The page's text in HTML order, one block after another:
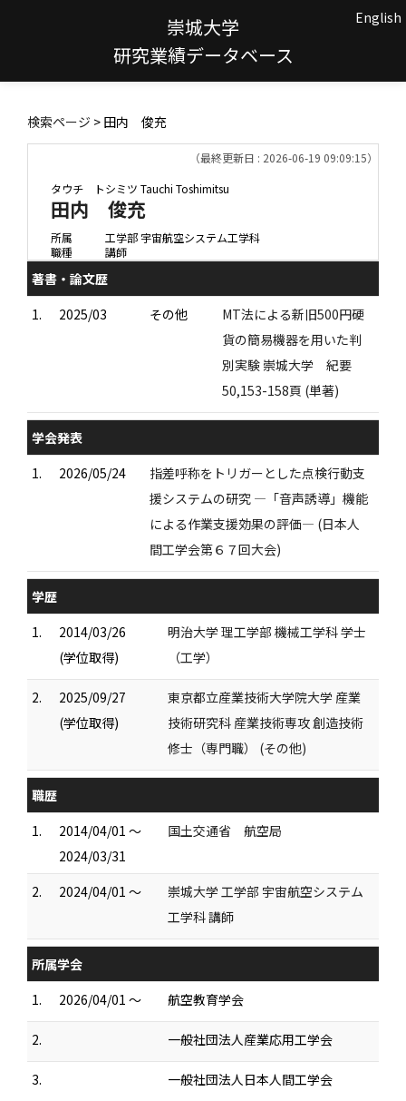
崇城大学
研究業績データベース
English
検索ページ > 田内 俊充
（最終更新日 : 2026-06-19 09:09:15）
タウチ トシミツ Tauchi Toshimitsu
田内 俊充
所属
工学部 宇宙航空システム工学科
職種
講師
著書・論文歴
1.
2025/03 その他
MT法による新旧500円硬
貨の簡易機器を用いた判
別実験 崇城大学 紀要
50,153-158頁 (単著)
学会発表
1.
2026/05/24
指差呼称をトリガーとした点検行動支
援システムの研究 —「音声誘導」機能
による作業支援効果の評価— (日本人
間工学会第６７回大会)
学歴
1.
2014/03/26
(学位取得)
明治大学 理工学部 機械工学科 学士
（工学）
2.
2025/09/27
(学位取得)
東京都立産業技術大学院大学 産業
技術研究科 産業技術専攻 創造技術
修士（専門職） (その他)
職歴
1.
2014/04/01 ～
2024/03/31
国土交通省 航空局
2. 2024/04/01 ～
崇城大学 工学部 宇宙航空システム
工学科 講師
所属学会
1.
2026/04/01 ～ 航空教育学会
2. 一般社団法人産業応用工学会
3. 一般社団法人日本人間工学会